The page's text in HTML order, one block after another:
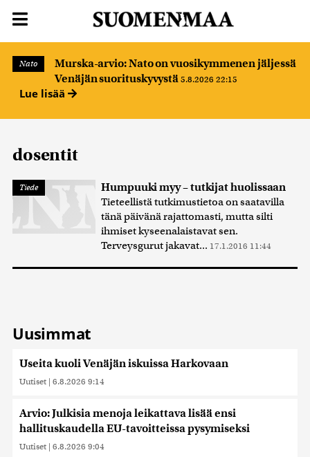
Nato
Murska-arvio: Nato on vuosikymmenen jäljessä
Venäjän suorituskyvystä 5.8.2026 22:15
Lue lisää
dosentit
Tiede Humpuuki myy – tutkijat huolissaan
Tieteellistä tutkimustietoa on saatavilla
tänä päivänä rajattomasti, mutta silti
ihmiset kyseenalaistavat sen.
Terveysgurut jakavat... 17.1.2016 11:44
Uusimmat
Useita kuoli Venäjän iskuissa Harkovaan
Uutiset | 6.8.2026 9:14
Arvio: Julkisia menoja leikattava lisää ensi
hallituskaudella EU-tavoitteissa pysymiseksi
Uutiset | 6.8.2026 9:04